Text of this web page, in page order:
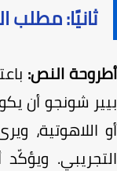
ثانيًا: مطلب
النص:
شونجو أن
اللاهوتية،